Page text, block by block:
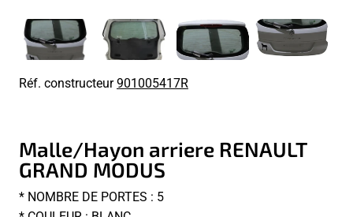
Réf. constructeur901005417R
Malle/Hayon arriere RENAULT
GRAND MODUS
* NOMBRE DE PORTES : 5